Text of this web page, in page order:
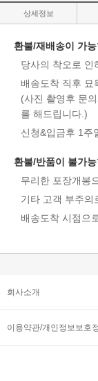
상세정보
환불/재배송이 가
당사의 착오로 인
배송도착 직후 묘
(사진 촬영후 문
를 해드립니다.)
신청&입금후 1주
환불/반품이 불가
무리한 포장개봉
기타 고객 부주의
배송도착 시점으
회사소개
이용약관/개인정보보호